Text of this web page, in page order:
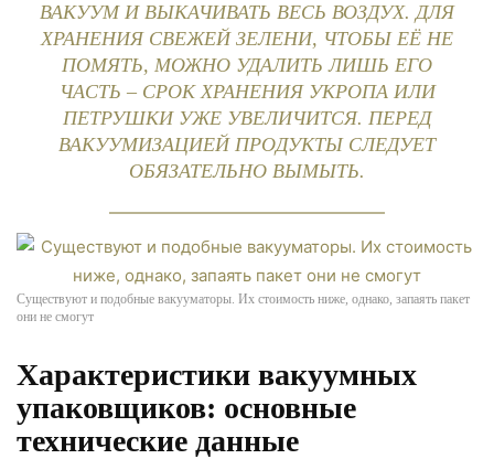
ВАКУУМ И ВЫКАЧИВАТЬ ВЕСЬ ВОЗДУХ. ДЛЯ
ХРАНЕНИЯ СВЕЖЕЙ ЗЕЛЕНИ, ЧТОБЫ ЕЁ НЕ
ПОМЯТЬ, МОЖНО УДАЛИТЬ ЛИШЬ ЕГО
ЧАСТЬ – СРОК ХРАНЕНИЯ УКРОПА ИЛИ
ПЕТРУШКИ УЖЕ УВЕЛИЧИТСЯ. ПЕРЕД
ВАКУУМИЗАЦИЕЙ ПРОДУКТЫ СЛЕДУЕТ
ОБЯЗАТЕЛЬНО ВЫМЫТЬ.
Существуют и подобные вакууматоры. Их стоимость ниже, однако, запаять пакет
они не смогут
Характеристики вакуумных
упаковщиков: основные
технические данные